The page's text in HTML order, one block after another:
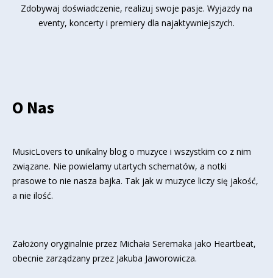
Zdobywaj doświadczenie, realizuj swoje pasje. Wyjazdy na
eventy, koncerty i premiery dla najaktywniejszych.
O Nas
MusicLovers to unikalny blog o muzyce i wszystkim co z nim
związane. Nie powielamy utartych schematów, a notki
prasowe to nie nasza bajka. Tak jak w muzyce liczy się jakość,
a nie ilość.
Założony oryginalnie przez Michała Seremaka jako Heartbeat,
obecnie zarządzany przez Jakuba Jaworowicza.